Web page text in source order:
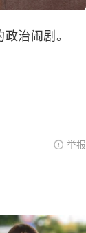
治闹剧。
举报